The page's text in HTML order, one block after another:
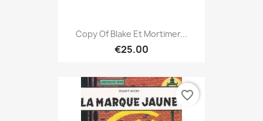
Copy Of Blake Et Mortimer...
€25.00
favorite_border